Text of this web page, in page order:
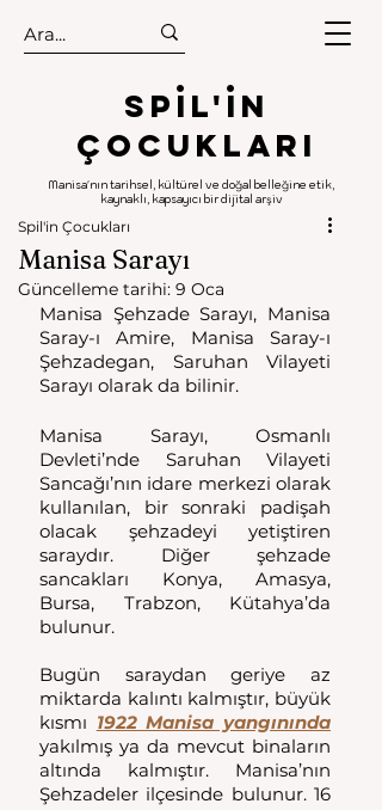
.
.
Spıl'in
Çocukları
Manisa'nın tarihsel, kültürel ve doğal belleğine etik,
kaynaklı, kapsayıcı bir dijital arşiv
Manisa Sarayı
Spil'in Çocukları
Güncelleme tarihi: 9 Oca
Manisa Şehzade Sarayı, Manisa
Saray-ı Amire, Manisa Saray-ı
Şehzadegan, Saruhan Vilayeti
Sarayı olarak da bilinir.
Manisa Sarayı, Osmanlı
Devleti’nde Saruhan Vilayeti
Sancağı’nın idare merkezi olarak
kullanılan, bir sonraki padişah
olacak şehzadeyi yetiştiren
saraydır. Diğer şehzade
sancakları Konya, Amasya,
Bursa, Trabzon, Kütahya’da
bulunur.
Bugün saraydan geriye az
miktarda kalıntı kalmıştır, büyük
kısmı 1922 Manisa yangınında
yakılmış ya da mevcut binaların
altında kalmıştır. Manisa’nın
Şehzadeler ilçesinde bulunur. 16